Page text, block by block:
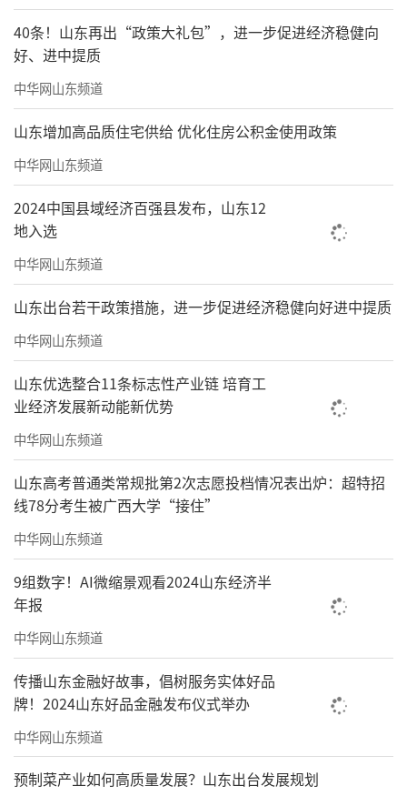
40条！山东再出“政策大礼包”，进一步促进经济稳健向
好、进中提质
中华网山东频道
山东增加高品质住宅供给 优化住房公积金使用政策
中华网山东频道
2024中国县域经济百强县发布，山东12
地入选
中华网山东频道
山东出台若干政策措施，进一步促进经济稳健向好进中提质
中华网山东频道
山东优选整合11条标志性产业链 培育工
业经济发展新动能新优势
中华网山东频道
山东高考普通类常规批第2次志愿投档情况表出炉：超特招
线78分考生被广西大学“接住”
中华网山东频道
9组数字！AI微缩景观看2024山东经济半
年报
中华网山东频道
传播山东金融好故事，倡树服务实体好品
牌！2024山东好品金融发布仪式举办
中华网山东频道
预制菜产业如何高质量发展？山东出台发展规划